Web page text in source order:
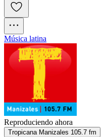
Música latina
Reproduciendo ahora
Tropicana Manizales 105.7 fm